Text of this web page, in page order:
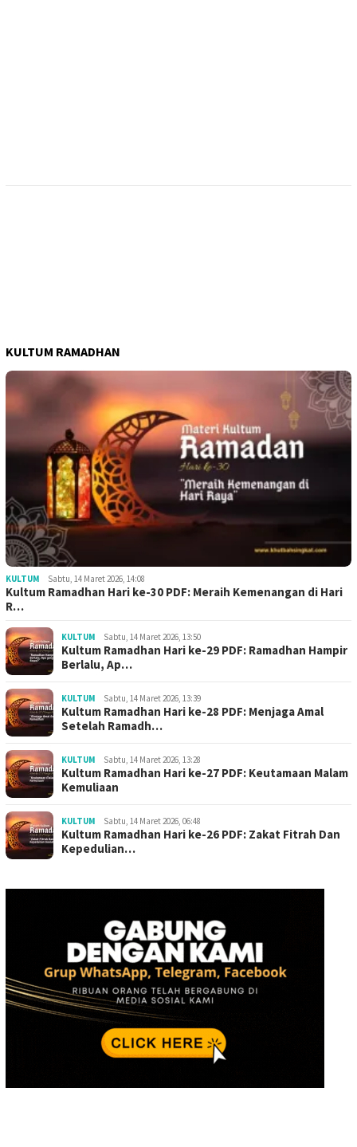
KULTUM RAMADHAN
KULTUM Sabtu, 14 Maret 2026, 14:08
Kultum Ramadhan Hari ke-30 PDF: Meraih Kemenangan di Hari
R…
KULTUM Sabtu, 14 Maret 2026, 13:50
Kultum Ramadhan Hari ke-29 PDF: Ramadhan Hampir
Berlalu, Ap…
KULTUM Sabtu, 14 Maret 2026, 13:39
Kultum Ramadhan Hari ke-28 PDF: Menjaga Amal
Setelah Ramadh…
KULTUM Sabtu, 14 Maret 2026, 13:28
Kultum Ramadhan Hari ke-27 PDF: Keutamaan Malam
Kemuliaan
KULTUM Sabtu, 14 Maret 2026, 06:48
Kultum Ramadhan Hari ke-26 PDF: Zakat Fitrah Dan
Kepedulian…